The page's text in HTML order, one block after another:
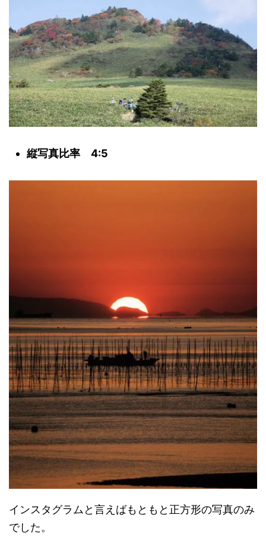
縦写真比率 4:5
インスタグラムと言えばもともと正方形の写真のみ
でした。